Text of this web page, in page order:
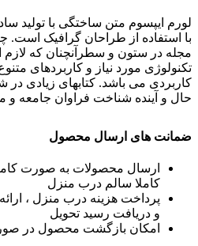
لورم ایپسوم متن ساختگی با تولید
با استفاده از طراحان گرافیک است.
مجله در ستون و سطرآنچنان که
تکنولوژی مورد نیاز و کاربردهای
کاربردی می باشد. کتابهای زیادی
حال و آینده شناخت فراوان جامعه
ضمانت های ارسال محصول
ارسال محصولات به صورت
کاملا سالم درب منزل
پرداخت هزینه درب منزل ،
و دریافت رسید تحویل
امکان بازگشت محصول در